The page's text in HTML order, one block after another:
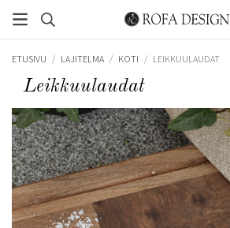
ETUSIVU / LAJITELMA / KOTI / LEIKKUULAUDAT
Leikkuulaudat